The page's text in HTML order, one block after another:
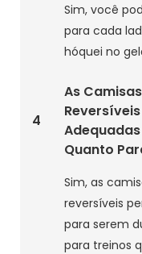
Sim, você
para cada
hóquei no
4
As
Quanto
Sim, as
reversíveis
para serem
para treinos